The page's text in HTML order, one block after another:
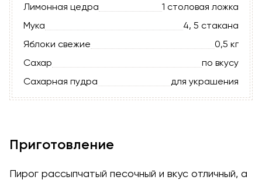
Лимонная цедра
1 столовая ложка
Мука
4, 5 стакана
Яблоки свежие
0,5 кг
Сахар
по вкусу
Сахарная пудра
для украшения
Приготовление
Пирог рассыпчатый песочный и вкус отличный, а